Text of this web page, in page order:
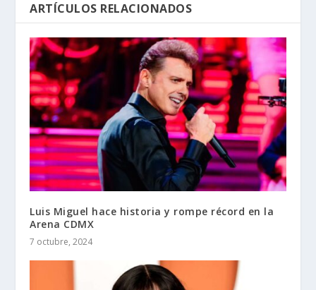
ARTÍCULOS RELACIONADOS
Luis Miguel hace historia y rompe récord en la
Arena CDMX
7 octubre, 2024